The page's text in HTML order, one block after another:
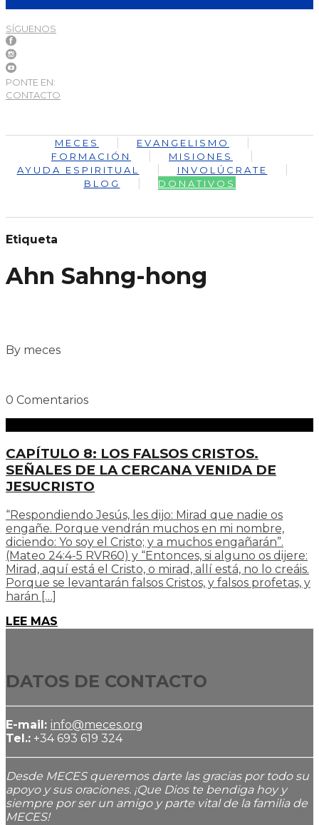
SÍGUENOS
PONTE EN:
CONTACTO
MECES
EVANGELISMO
FORMACIÓN
MISIONES
AYUDA ESPIRITUAL
INVOLÚCRATE
BLOG
DONATIVOS
Etiqueta
Ahn Sahng-hong
By meces
0 Comentarios
CAPÍTULO 8: LOS FALSOS CRISTOS.
SEÑALES DE LA CERCANA VENIDA DE
JESUCRISTO
“Respondiendo Jesús, les dijo: Mirad que nadie os
engañe. Porque vendrán muchos en mi nombre,
diciendo: Yo soy el Cristo; y a muchos engañarán”.
(Mateo 24:4-5 RVR60) y “Entonces, si alguno os dijere:
Mirad, aquí está el Cristo, o mirad, allí está, no lo creáis.
Porque se levantarán falsos Cristos, y falsos profetas, y
harán […]
LEE MAS
DATOS DE CONTACTO
E-mail: info@meces.org
Tel.: +34 693 619 324
Desde MECES queremos darte las gracias por todo su
apoyo y sus oraciones. ¡Que Dios te bendiga hoy y
siempre por ser un amigo y parte vital de la familia de
MECES!